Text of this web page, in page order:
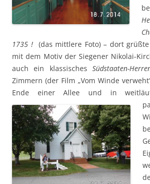
1735 ! (das mittlere Foto) – dort
mit dem Motiv der Siegener Nikolai-
auch ein klassisches Südstaaten-
Zimmern (der Film „Vom Winde
Ende einer Allee und in